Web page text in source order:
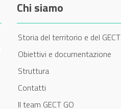
Chi siamo
Storia del territorio e del GECT
Obiettivi e documentazione
Struttura
Contatti
Il team GECT GO